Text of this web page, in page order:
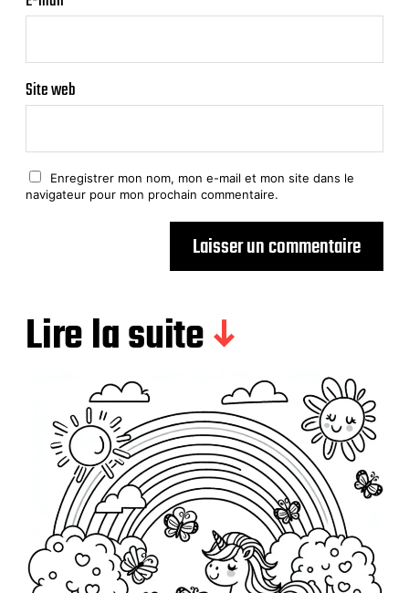
Site web
Enregistrer mon nom, mon e-mail et mon site dans le
navigateur pour mon prochain commentaire.
Lire la suite